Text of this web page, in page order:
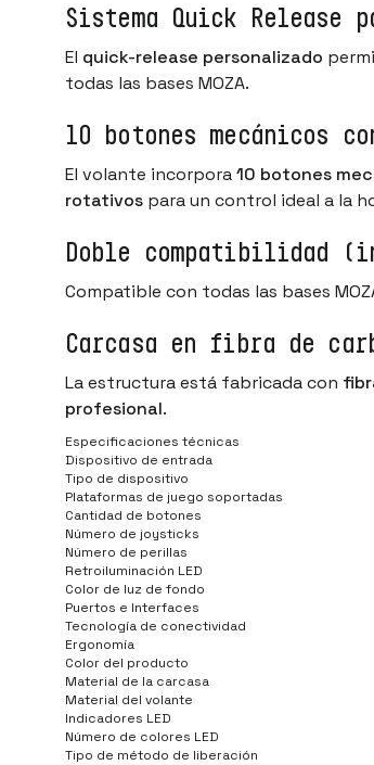
Sistema Quick Release
El quick-release personalizado
todas las bases MOZA.
10 botones mecánicos
El volante incorpora10 botones
rotativos para un control ideal a la
Doble compatibilidad
Compatible con todas las bases
Carcasa en fibra de
La estructura está fabricada con
profesional.
Especificaciones técnicas
Dispositivo de entrada
Tipo de dispositivo
Plataformas de juego soportadas
Cantidad de botones
Número de joysticks
Número de perillas
Retroiluminación LED
Color de luz de fondo
Puertos e Interfaces
Tecnología de conectividad
Ergonomía
Color del producto
Material de la carcasa
Material del volante
Indicadores LED
Número de colores LED
Tipo de método de liberación